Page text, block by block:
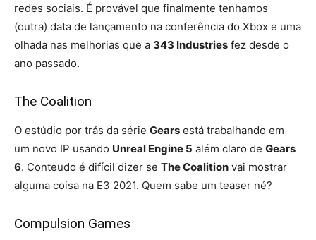
redes sociais. É provável que finalmente tenhamos
(outra) data de lançamento na conferência do Xbox e uma
olhada nas melhorias que a 343 Industries fez desde o
ano passado.
The Coalition
O estúdio por trás da série Gears está trabalhando em
um novo IP usando Unreal Engine 5 além claro de Gears
6. Conteudo é difícil dizer se The Coalition vai mostrar
alguma coisa na E3 2021. Quem sabe um teaser né?
Compulsion Games